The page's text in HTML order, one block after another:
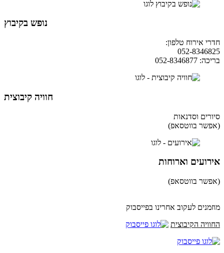
נופש בקיבוץ
חדרי אירוח טלפון:
052-8346825
בריכה: 052-8346877
חוויה קיבוצית
סיורים וסדנאות
(אפשר בווטסאפ)
אירועים וארוחות
(אפשר בווטסאפ)
מוזמנים לעקוב אחרינו בפייסבוק
החוויה הקיבוצית